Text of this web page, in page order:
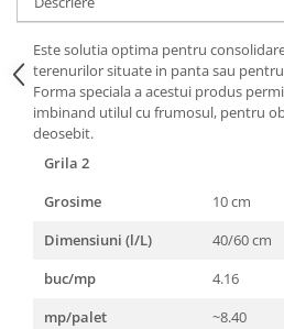
Este solutia optima pentru
terenurilor situate in panta sau
Forma speciala a acestui produs
imbinand utilul cu frumosul, pentru
deosebit.
Grila 2
Grosime
10 cm
Dimensiuni (l/L)
40/60 cm
buc/mp
4.16
mp/palet
~8.40